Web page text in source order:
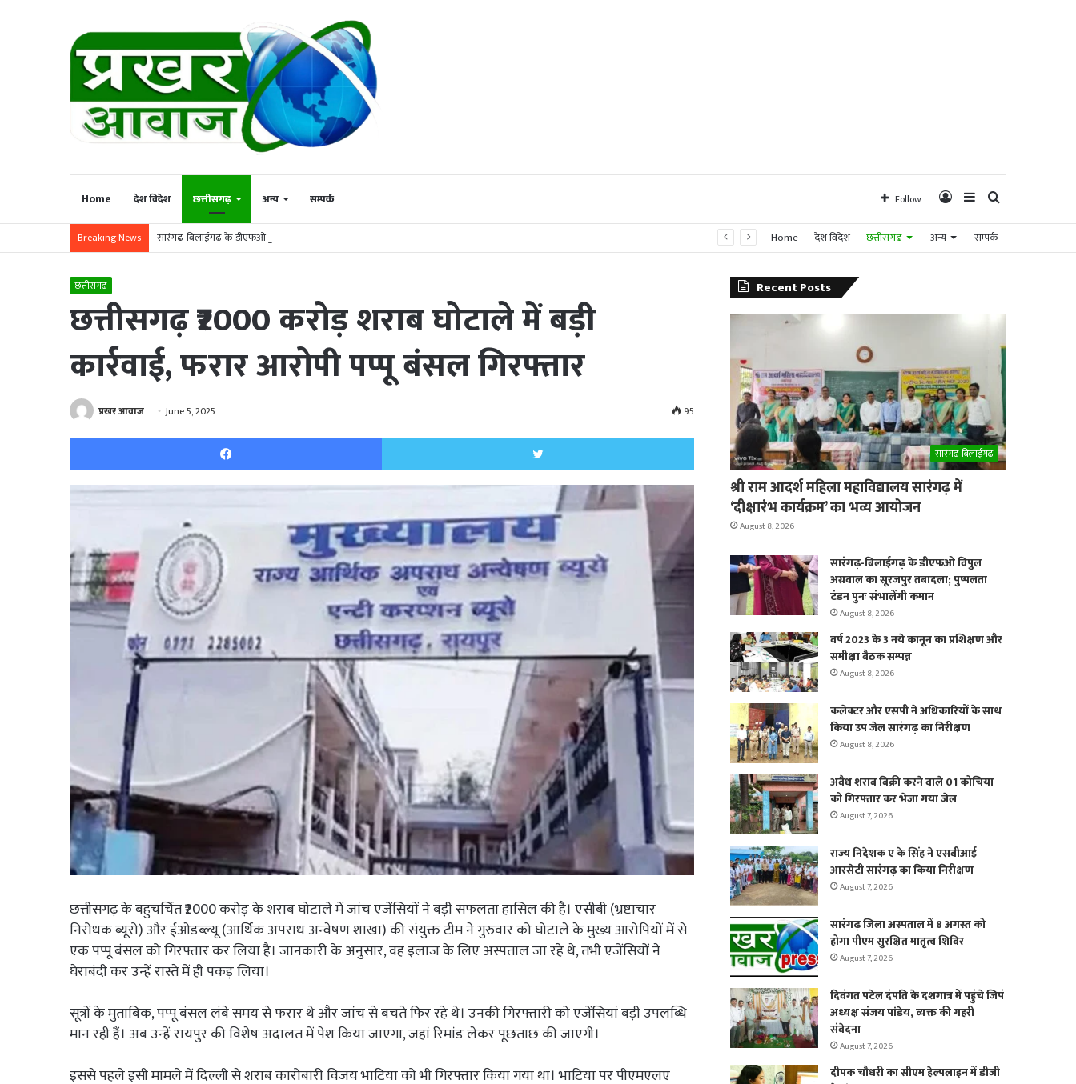
Home देश विदेश छत्तीसगढ़ अन्य सम्पर्क Search
Sidebar
Log
In
Follow
Breaking News सारंगढ़-बिलाईगढ़ के डीएफओ विपुल अग्रवाल का सूरजपुर तबादला; पुष्पलता टंडन पुनः संभालेंगी कमान Home देश विदेश छत्तीसगढ़ अन्य सम्पर्क
छत्तीसगढ़
छत्तीसगढ़ ₹2000 करोड़ शराब घोटाले में बड़ी
कार्रवाई, फरार आरोपी पप्पू बंसल गिरफ्तार
प्रखर आवाज June 5, 2025 95
Facebook Twitter
छत्तीसगढ़ के बहुचर्चित ₹2000 करोड़ के शराब घोटाले में जांच एजेंसियों ने बड़ी सफलता हासिल की है। एसीबी (भ्रष्टाचार
निरोधक ब्यूरो) और ईओडब्ल्यू (आर्थिक अपराध अन्वेषण शाखा) की संयुक्त टीम ने गुरुवार को घोटाले के मुख्य आरोपियों में से
एक पप्पू बंसल को गिरफ्तार कर लिया है। जानकारी के अनुसार, वह इलाज के लिए अस्पताल जा रहे थे, तभी एजेंसियों ने
घेराबंदी कर उन्हें रास्ते में ही पकड़ लिया।
सूत्रों के मुताबिक, पप्पू बंसल लंबे समय से फरार थे और जांच से बचते फिर रहे थे। उनकी गिरफ्तारी को एजेंसियां बड़ी उपलब्धि
मान रही हैं। अब उन्हें रायपुर की विशेष अदालत में पेश किया जाएगा, जहां रिमांड लेकर पूछताछ की जाएगी।
इससे पहले इसी मामले में दिल्ली से शराब कारोबारी विजय भाटिया को भी गिरफ्तार किया गया था। भाटिया पर पीएमएलए
Recent Posts
सारंगढ़ बिलाईगढ़
श्री राम आदर्श महिला महाविद्यालय सारंगढ़ में
‘दीक्षारंभ कार्यक्रम’ का भव्य आयोजन
August 8, 2026
सारंगढ़-बिलाईगढ़ के डीएफओ विपुल
अग्रवाल का सूरजपुर तबादला; पुष्पलता
टंडन पुनः संभालेंगी कमान
August 8, 2026
वर्ष 2023 के 3 नये कानून का प्रशिक्षण और
समीक्षा बैठक सम्पन्न
August 8, 2026
कलेक्टर और एसपी ने अधिकारियों के साथ
किया उप जेल सारंगढ़ का निरीक्षण
August 8, 2026
अवैध शराब बिक्री करने वाले 01 कोचिया
को गिरफ्तार कर भेजा गया जेल
August 7, 2026
राज्य निदेशक ए के सिंह ने एसबीआई
आरसेटी सारंगढ़ का किया निरीक्षण
August 7, 2026
सारंगढ़ जिला अस्पताल में 8 अगस्त को
होगा पीएम सुरक्षित मातृत्व शिविर
August 7, 2026
दिवंगत पटेल दंपति के दशगात्र में पहुंचे जिपं
अध्यक्ष संजय पांडेय, व्यक्त की गहरी
संवेदना
August 7, 2026
दीपक चौधरी का सीएम हेल्पलाइन में डीजी